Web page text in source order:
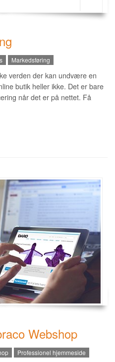
Markedsføring
verden der kan undvære en
butik heller ikke. Det er bare
når det er på nettet. Få
Webshop
Professionel hjemmeside